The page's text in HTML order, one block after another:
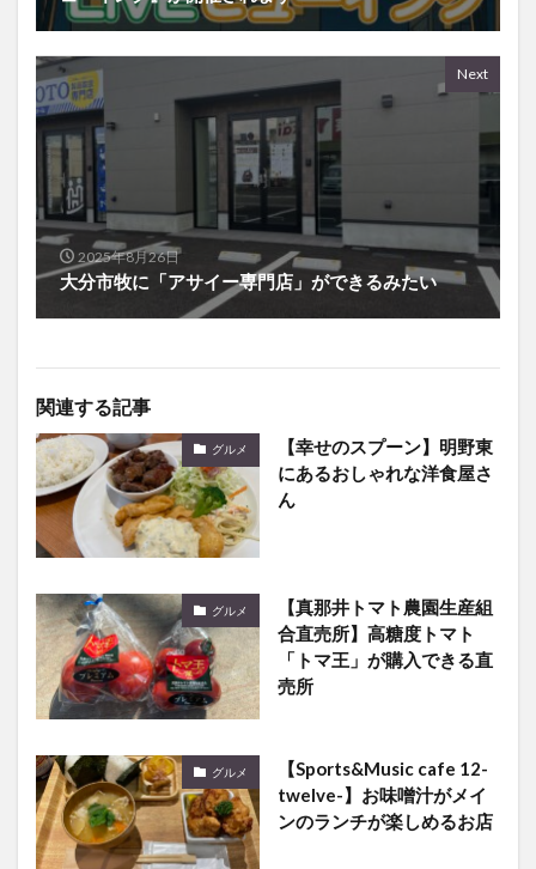
Next
2025年8月26日
大分市牧に「アサイー専門店」ができるみたい
関連する記事
グルメ
【幸せのスプーン】明野東
にあるおしゃれな洋食屋さ
ん
グルメ
【真那井トマト農園生産組
合直売所】高糖度トマト
「トマ王」が購入できる直
売所
グルメ
【Sports&Music cafe 12-
twelve-】お味噌汁がメイ
ンのランチが楽しめるお店